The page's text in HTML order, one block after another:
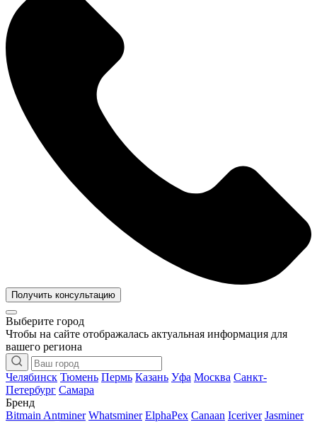
Получить консультацию
Выберите город
Чтобы на сайте отображалась актуальная информация для
вашего региона
Челябинск Тюмень Пермь Казань Уфа Москва Санкт-
Петербург Самара
Бренд
Bitmain Antminer Whatsminer ElphaPex Canaan Iceriver Jasminer